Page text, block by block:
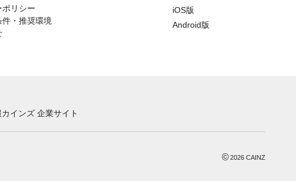
ポリシー
・推奨環境
iOS版
Android版
カインズ 企業サイト
©2026 CAINZ